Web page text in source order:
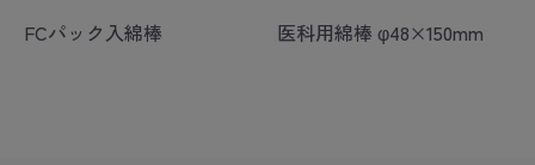
FCパック入綿棒 医科用綿棒 φ48×150mm